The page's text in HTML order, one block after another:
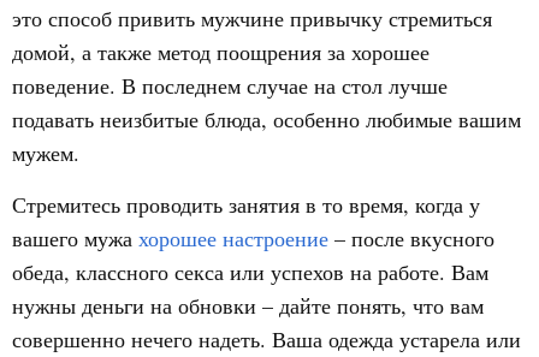
это способ привить мужчине привычку стремиться
домой, а также метод поощрения за хорошее
поведение. В последнем случае на стол лучше
подавать неизбитые блюда, особенно любимые вашим
мужем.
Стремитесь проводить занятия в то время, когда у
вашего мужа хорошее настроение – после вкусного
обеда, классного секса или успехов на работе. Вам
нужны деньги на обновки – дайте понять, что вам
совершенно нечего надеть. Ваша одежда устарела или